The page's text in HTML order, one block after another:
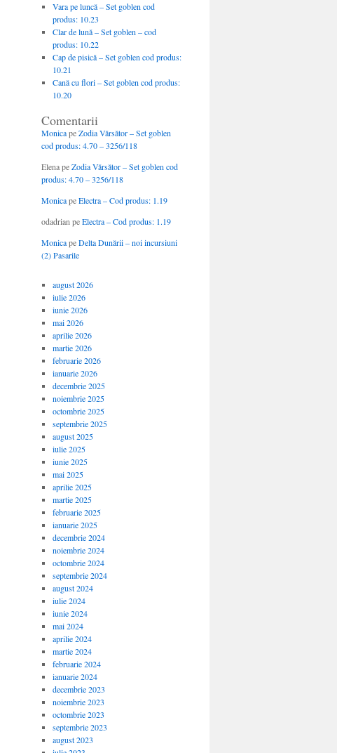
Vara pe luncă – Set goblen cod
produs: 10.23
Clar de lună – Set goblen – cod
produs: 10.22
Cap de pisică – Set goblen cod produs:
10.21
Cană cu flori – Set goblen cod produs:
10.20
Comentarii
MonicapeZodia Vărsător – Set goblen
cod produs: 4.70 – 3256/118
ElenapeZodia Vărsător – Set goblen cod
produs: 4.70 – 3256/118
MonicapeElectra – Cod produs: 1.19
odadrian peElectra – Cod produs: 1.19
MonicapeDelta Dunării – noi incursiuni
(2) Pasarile
august 2026
iulie 2026
iunie 2026
mai 2026
aprilie 2026
martie 2026
februarie 2026
ianuarie 2026
decembrie 2025
noiembrie 2025
octombrie 2025
septembrie 2025
august 2025
iulie 2025
iunie 2025
mai 2025
aprilie 2025
martie 2025
februarie 2025
ianuarie 2025
decembrie 2024
noiembrie 2024
octombrie 2024
septembrie 2024
august 2024
iulie 2024
iunie 2024
mai 2024
aprilie 2024
martie 2024
februarie 2024
ianuarie 2024
decembrie 2023
noiembrie 2023
octombrie 2023
septembrie 2023
august 2023